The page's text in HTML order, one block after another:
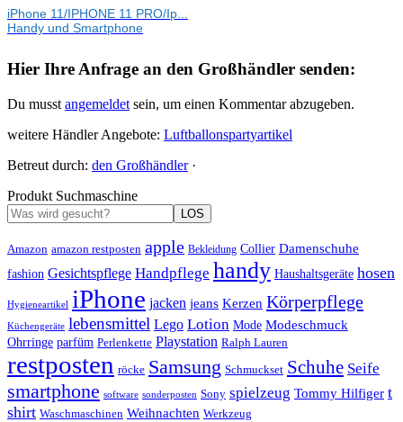
iPhone 11/IPHONE 11 PRO/Ip...
Handy und Smartphone
Hier Ihre Anfrage an den Großhändler senden:
Du musst angemeldet sein, um einen Kommentar abzugeben.
weitere Händler Angebote: Luftballonspartyartikel
Betreut durch: den Großhändler·
Produkt Suchmaschine
LOS
Amazon amazon restposten apple Bekleidung Collier Damenschuhe
fashion Gesichtspflege Handpflege handy Haushaltsgeräte hosen
Hygieneartikel iPhone jacken jeans Kerzen Körperpflege
Küchengeräte lebensmittel Lego Lotion Mode Modeschmuck
Ohrringe parfüm Perlenkette Playstation Ralph Lauren
restposten röcke Samsung Schmuckset Schuhe Seife
smartphone software sonderposten Sony spielzeug Tommy Hilfiger t
shirt Waschmaschinen Weihnachten Werkzeug